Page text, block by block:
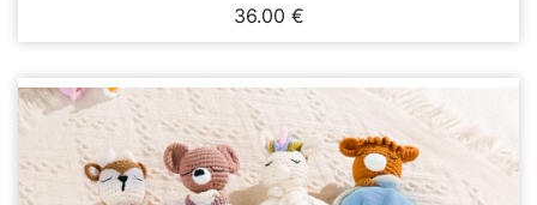
36.00 €